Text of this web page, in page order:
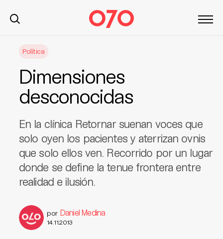
Política
Dimensiones
desconocidas
En la clínica Retornar suenan voces que
solo oyen los pacientes y aterrizan ovnis
que solo ellos ven. Recorrido por un lugar
donde se define la tenue frontera entre
realidad e ilusión.
por Daniel Medina
14.11.2013